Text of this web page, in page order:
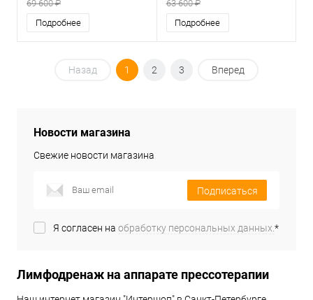
и лимфодренажа для дома
69 600 ₽
Подробнее
лимфодренажа для дома
63 600 ₽
Подробнее
Назад 1 2 3 Вперед
Новости магазина
Свежие новости магазина
Подписаться
Я согласен на обработку персональных данных.*
Лимфодренаж на аппарате прессотерапии